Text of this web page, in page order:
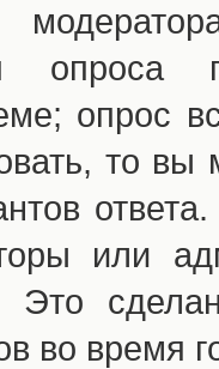
опроса
опрос
то вы
или
Это
во время